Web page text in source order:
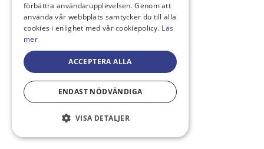
förbättra användarupplevelsen. Genom att
använda vår webbplats samtycker du till alla
cookies i enlighet med vår cookiepolicy. Läs
mer
ACCEPTERA ALLA
ENDAST NÖDVÄNDIGA
VISA DETALJER